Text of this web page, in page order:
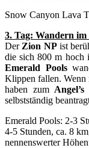
Snow Canyon Lava
3. Tag: Wandern
Der Zion NPist
die sich 800 m hoch
Emerald Pools
Klippen fallen. Wenn
haben zum
selbstständig
Emerald Pools: 2-3
4-5 Stunden, ca. 8
nennenswerter